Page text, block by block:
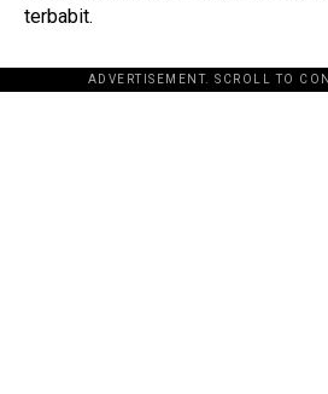
terbabit.
ADVERTISEMENT. SCROLL TO